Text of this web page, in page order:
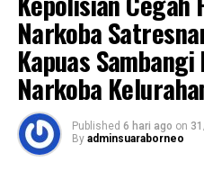
WhatsApp 0
Messenger 0
pembangunan.
“Dalam hal ini kami ingin
rekonstruksi jalan berjalan
teknis dan dapat
manfaatnya segera dirasakan
Lebih lanjut ia juga
Narkoba
Kapuas
Narkoba
Published 6 hari ago on
By adminsuaraborneo